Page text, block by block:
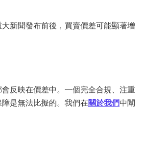
新聞發布前後，買賣價差可能顯著增
反映在價差中。一個完全合規、注重
是無法比擬的。我們在關於我們中闡